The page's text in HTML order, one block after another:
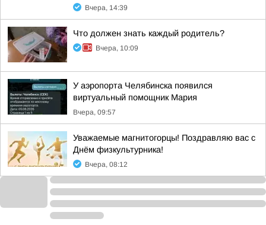
Вчера, 14:39
Что должен знать каждый родитель?
Вчера, 10:09
У аэропорта Челябинска появился
виртуальный помощник Мария
Вчера, 09:57
Уважаемые магнитогорцы! Поздравляю вас с
Днём физкультурника!
Вчера, 08:12